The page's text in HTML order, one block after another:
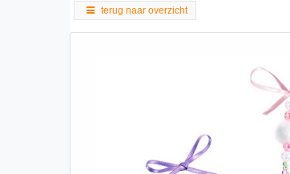
terug naar overzicht